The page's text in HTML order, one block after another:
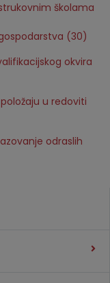
školama
(30)
okvira
u redoviti
odraslih